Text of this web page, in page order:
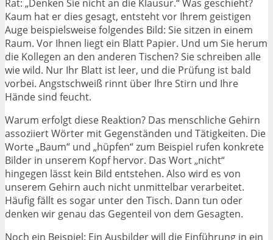
Rat: „Denken Sie nicht an die Klausur.“ Was geschieht?
Kaum hat er dies gesagt, entsteht vor Ihrem geistigen
Auge beispielsweise folgendes Bild: Sie sitzen in einem
Raum. Vor Ihnen liegt ein Blatt Papier. Und um Sie herum
die Kollegen an den anderen Tischen? Sie schreiben alle
wie wild. Nur Ihr Blatt ist leer, und die Prüfung ist bald
vorbei. Angstschweiß rinnt über Ihre Stirn und Ihre
Hände sind feucht.
Warum erfolgt diese Reaktion? Das menschliche Gehirn
assoziiert Wörter mit Gegenständen und Tätigkeiten. Die
Worte „Baum“ und „hüpfen“ zum Beispiel rufen konkrete
Bilder in unserem Kopf hervor. Das Wort „nicht“
hingegen lässt kein Bild entstehen. Also wird es von
unserem Gehirn auch nicht unmittelbar verarbeitet.
Häufig fällt es sogar unter den Tisch. Dann tun oder
denken wir genau das Gegenteil von dem Gesagten.
Noch ein Beispiel: Ein Ausbilder will die Einführung in ein